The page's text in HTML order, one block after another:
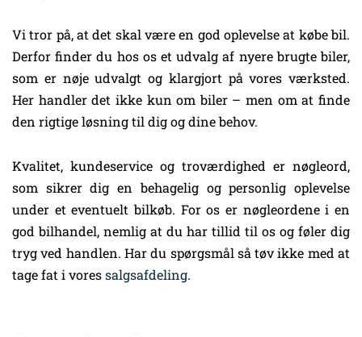
Vi tror på, at det skal være en god oplevelse at købe bil.
Derfor finder du hos os et udvalg af nyere brugte biler,
som er nøje udvalgt og klargjort på vores værksted.
Her handler det ikke kun om biler – men om at finde
den rigtige løsning til dig og dine behov.
Kvalitet, kundeservice og troværdighed er nøgleord,
som sikrer dig en behagelig og personlig oplevelse
under et eventuelt bilkøb. For os er nøgleordene i en
god bilhandel, nemlig at du har tillid til os og føler dig
tryg ved handlen. Har du spørgsmål så tøv ikke med at
tage fat i voressalgsafdeling.